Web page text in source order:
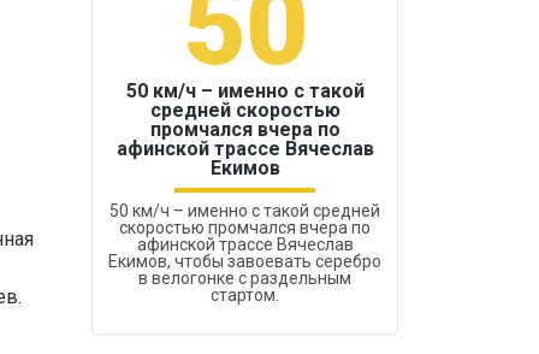
50
50 км/ч – именно с такой
средней скоростью
промчался вчера по
афинской трассе Вячеслав
Екимов
50 км/ч – именно с такой средней
скоростью промчался вчера по
афинской трассе Вячеслав
Екимов, чтобы завоевать серебро
в велогонке с раздельным
стартом.